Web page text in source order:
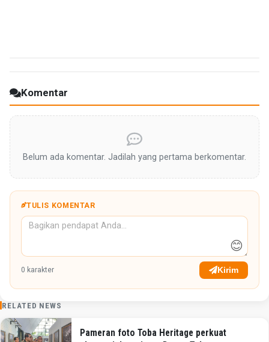
Komentar
Belum ada komentar. Jadilah yang pertama berkomentar.
TULIS KOMENTAR
😊
0 karakter Kirim
RELATED NEWS
Pameran foto Toba Heritage perkuat